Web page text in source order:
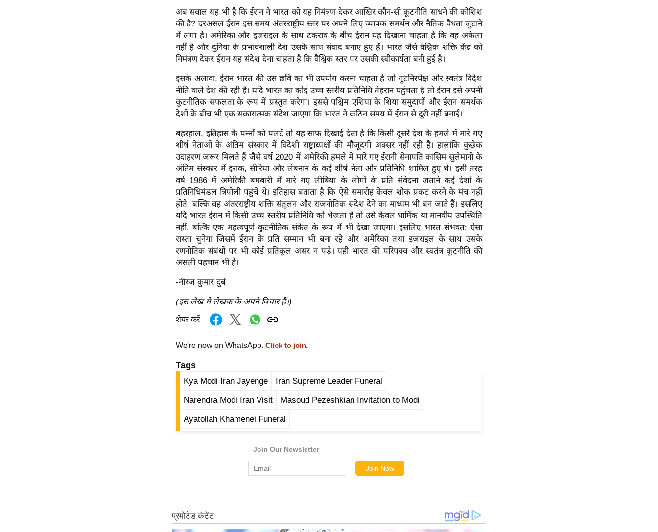
अब सवाल यह भी है कि ईरान ने भारत को यह निमंत्रण देकर आखिर कौन-सी कूटनीति साधने की कोशिश
की है? दरअसल ईरान इस समय अंतरराष्ट्रीय स्तर पर अपने लिए व्यापक समर्थन और नैतिक वैधता जुटाने
में लगा है। अमेरिका और इजराइल के साथ टकराव के बीच ईरान यह दिखाना चाहता है कि वह अकेला
नहीं है और दुनिया के प्रभावशाली देश उसके साथ संवाद बनाए हुए हैं। भारत जैसे वैश्विक शक्ति केंद्र को
निमंत्रण देकर ईरान यह संदेश देना चाहता है कि वैश्विक स्तर पर उसकी स्वीकार्यता बनी हुई है।
इसके अलावा, ईरान भारत की उस छवि का भी उपयोग करना चाहता है जो गुटनिरपेक्ष और स्वतंत्र विदेश
नीति वाले देश की रही है। यदि भारत का कोई उच्च स्तरीय प्रतिनिधि तेहरान पहुंचता है तो ईरान इसे अपनी
कूटनीतिक सफलता के रूप में प्रस्तुत करेगा। इससे पश्चिम एशिया के शिया समुदायों और ईरान समर्थक
देशों के बीच भी एक सकारात्मक संदेश जाएगा कि भारत ने कठिन समय में ईरान से दूरी नहीं बनाई।
बहरहाल, इतिहास के पन्नों को पलटें तो यह साफ दिखाई देता है कि किसी दूसरे देश के हमले में मारे गए
शीर्ष नेताओं के अंतिम संस्कार में विदेशी राष्ट्राध्यक्षों की मौजूदगी अक्सर नहीं रही है। हालांकि कुछेक
उदाहरण जरूर मिलते हैं जैसे वर्ष 2020 में अमेरिकी हमले में मारे गए ईरानी सेनापति कासिम सुलेमानी के
अंतिम संस्कार में इराक, सीरिया और लेबनान के कई शीर्ष नेता और प्रतिनिधि शामिल हुए थे। इसी तरह
वर्ष 1986 में अमेरिकी बमबारी में मारे गए लीबिया के लोगों के प्रति संवेदना जताने कई देशों के
प्रतिनिधिमंडल त्रिपोली पहुंचे थे। इतिहास बताता है कि ऐसे समारोह केवल शोक प्रकट करने के मंच नहीं
होते, बल्कि वह अंतरराष्ट्रीय शक्ति संतुलन और राजनीतिक संदेश देने का माध्यम भी बन जाते हैं। इसलिए
यदि भारत ईरान में किसी उच्च स्तरीय प्रतिनिधि को भेजता है तो उसे केवल धार्मिक या मानवीय उपस्थिति
नहीं, बल्कि एक महत्वपूर्ण कूटनीतिक संकेत के रूप में भी देखा जाएगा। इसलिए भारत संभवतः ऐसा
रास्ता चुनेगा जिसमें ईरान के प्रति सम्मान भी बना रहे और अमेरिका तथा इजराइल के साथ उसके
रणनीतिक संबंधों पर भी कोई प्रतिकूल असर न पड़े। यही भारत की परिपक्व और स्वतंत्र कूटनीति की
असली पहचान भी है।
-नीरज कुमार दुबे
(इस लेख में लेखक के अपने विचार हैं।)
शेयर करें
We're now on WhatsApp. Click to join.
Tags
Kya Modi Iran Jayenge Iran Supreme Leader Funeral
Narendra Modi Iran Visit Masoud Pezeshkian Invitation to Modi
Ayatollah Khamenei Funeral